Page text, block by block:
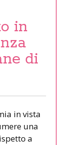
in
di
in vista
una
a